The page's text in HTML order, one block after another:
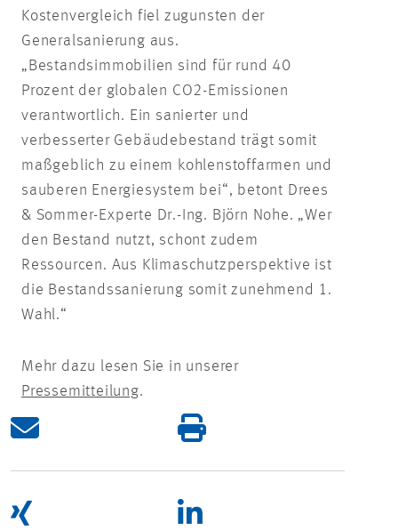
Kostenvergleich fiel zugunsten der
Generalsanierung aus.
„Bestandsimmobilien sind für rund 40
Prozent der globalen CO2-Emissionen
verantwortlich. Ein sanierter und
verbesserter Gebäudebestand trägt somit
maßgeblich zu einem kohlenstoffarmen und
sauberen Energiesystem bei“, betont Drees
& Sommer-Experte Dr.-Ing. Björn Nohe. „Wer
den Bestand nutzt, schont zudem
Ressourcen. Aus Klimaschutzperspektive ist
die Bestandssanierung somit zunehmend 1.
Wahl.“
Mehr dazu lesen Sie in unserer
Pressemitteilung.